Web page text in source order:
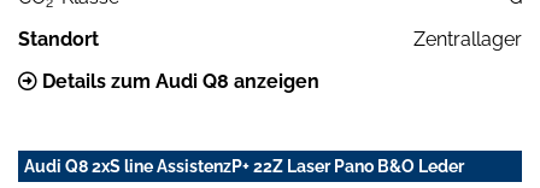
Standort
Zentrallager
Details zum Audi Q8 anzeigen
Audi Q8 2xS line AssistenzP+ 22Z Laser Pano B&O Leder